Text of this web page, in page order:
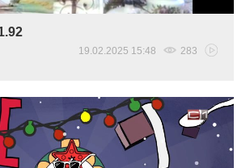
19.02.2025 15:48 283